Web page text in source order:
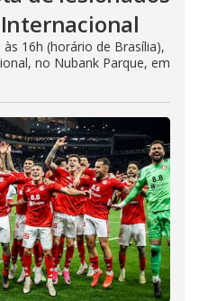
16h (horário de Brasília),
no Nubank Parque, em